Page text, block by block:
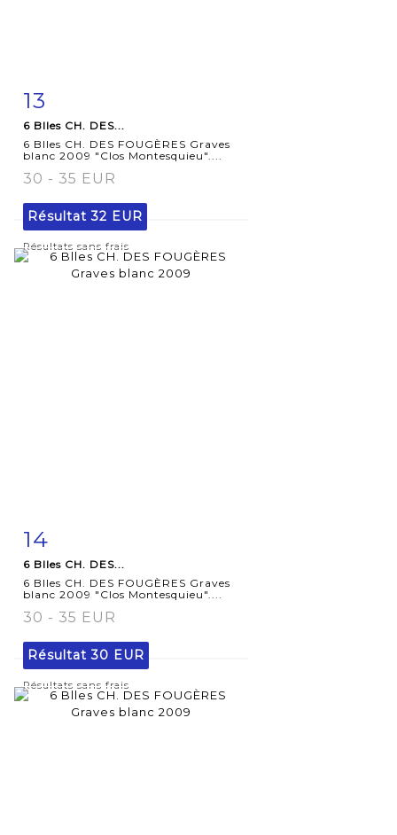
13
6 Blles CH. DES...
6 Blles CH. DES FOUGÈRES Graves
blanc 2009 "Clos Montesquieu"....
30 - 35 EUR
Résultat32 EUR
Résultats sans frais
14
6 Blles CH. DES...
6 Blles CH. DES FOUGÈRES Graves
blanc 2009 "Clos Montesquieu"....
30 - 35 EUR
Résultat30 EUR
Résultats sans frais